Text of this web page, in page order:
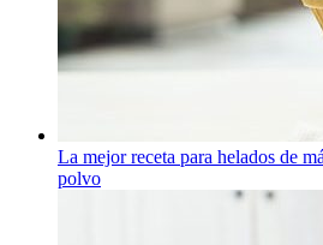
La mejor receta para helados de
polvo